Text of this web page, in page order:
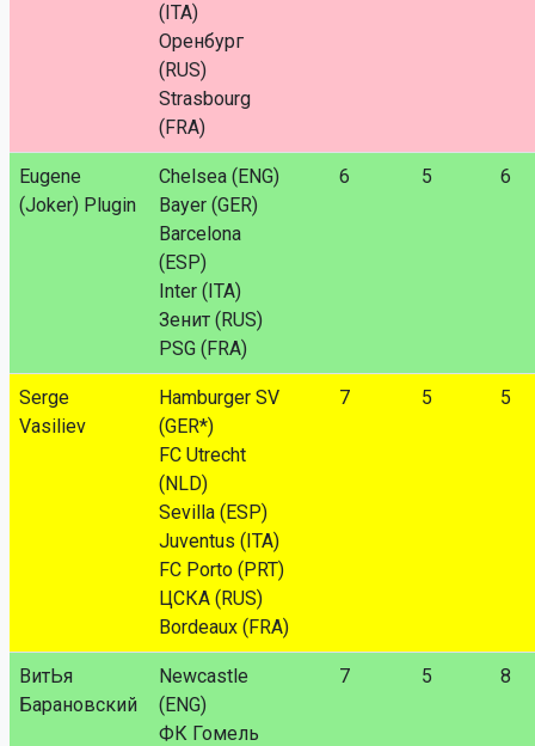
(ITA)
Оренбург
(RUS)
Strasbourg
(FRA)
Eugene
(Joker) Plugin
Chelsea (ENG)
Bayer (GER)
Barcelona
(ESP)
Inter (ITA)
Зенит (RUS)
PSG (FRA)
6 5 6
Serge
Vasiliev
Hamburger SV
(GER*)
FC Utrecht
(NLD)
Sevilla (ESP)
Juventus (ITA)
FC Porto (PRT)
ЦСКА (RUS)
Bordeaux (FRA)
7 5 5
ВитЬя
Барановский
Newcastle
(ENG)
ФК Гомель
7 5 8